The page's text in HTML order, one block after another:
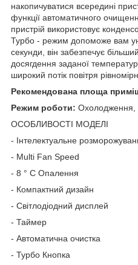
накопичуватися всередині
функції автоматичного
пристрій використовує
Турбо - режим допоможе вам
секунди, він забезпечує
досягдення заданої
широкий потік повітря
Рекомендована площа
Режим роботи: Охолодження,
ОСОБЛИВОСТІ МОДЕЛІ
- Інтелектуальне
- Multi Fan Speed
- 8 ° C Опалення
- Компактний дизайн
- Світлодіодний дисплей
- Таймер
- Автоматична очистка
- Турбо Кнопка